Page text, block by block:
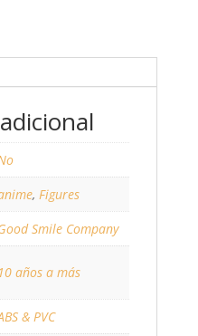
, Figures
Smile Company
10 años a más
& PVC